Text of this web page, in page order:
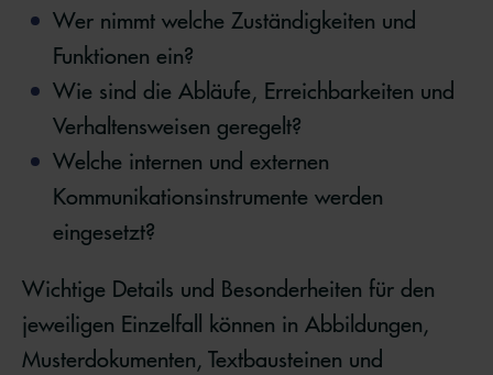
Wer nimmt welche Zuständigkeiten und
Funktionen ein?
Wie sind die Abläufe, Erreichbarkeiten und
Verhaltensweisen geregelt?
Welche internen und externen
Kommunikationsinstrumente werden
eingesetzt?
Wichtige Details und Besonderheiten für den
jeweiligen Einzelfall können in Abbildungen,
Musterdokumenten, Textbausteinen und